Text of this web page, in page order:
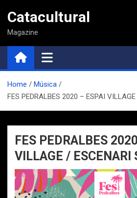
contenido
Catacultural
Magazine
Home
Música
FES PEDRALBES 2020 – ESPAI
FES PEDRALBES
VILLAGE / ESCENARI